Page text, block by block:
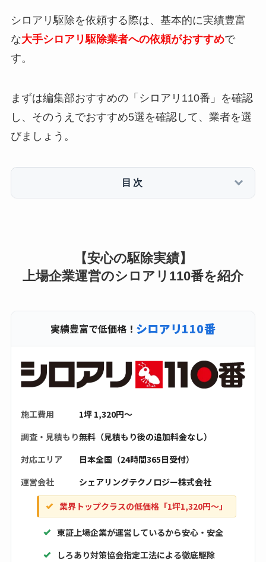
シロアリ駆除を依頼する際は、基本的に実績豊富
な大手シロアリ駆除業者への依頼がおすすめで
す。
まずは編集部おすすめの「シロアリ110番」を確認
し、そのうえでおすすめ5選を確認して、業者を選
びましょう。
目次
【安心の駆除実績】
上場企業運営のシロアリ110番を紹介
実績豊富で低価格！ シロアリ110番
施工費用
1坪 1,320円〜
調査・見積もり無料（見積もり後の追加料金なし）
対応エリア
日本全国（24時間365日受付）
運営会社
シェアリングテクノロジー株式会社
業界トップクラスの低価格「1坪1,320円〜」
東証上場企業が運営しているから安心・安全
しろあり対策協会指定工法による徹底駆除